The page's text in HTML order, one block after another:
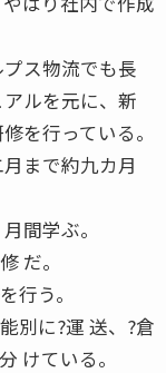
ス物流でも長
ルを元に、新
を行っている。
まで約九カ月
間学ぶ。
だ。
行う。
別に?運 送、?倉
けている。